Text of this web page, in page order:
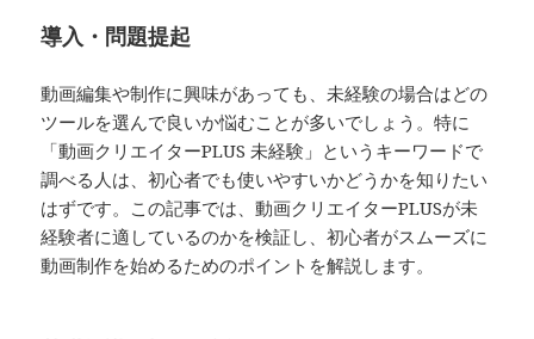
導入・問題提起
動画編集や制作に興味があっても、未経験の場合はどの
ツールを選んで良いか悩むことが多いでしょう。特に
「動画クリエイターPLUS 未経験」というキーワードで
調べる人は、初心者でも使いやすいかどうかを知りたい
はずです。この記事では、動画クリエイターPLUSが未
経験者に適しているのかを検証し、初心者がスムーズに
動画制作を始めるためのポイントを解説します。